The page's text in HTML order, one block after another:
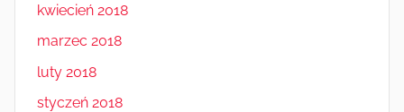
kwiecień 2018
marzec 2018
luty 2018
styczeń 2018